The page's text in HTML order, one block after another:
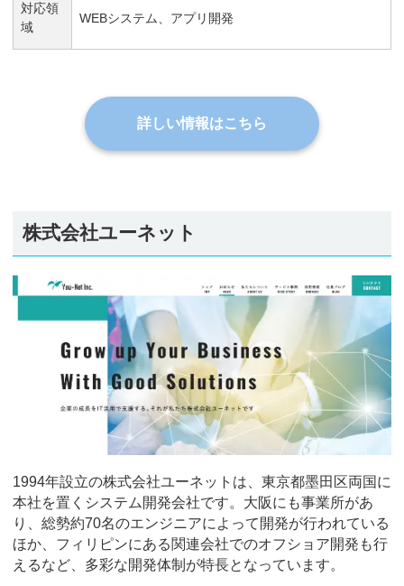
対応領
域
WEBシステム、アプリ開発
詳しい情報はこちら
株式会社ユーネット
1994年設立の株式会社ユーネットは、東京都墨田区両国に
本社を置くシステム開発会社です。大阪にも事業所があ
り、総勢約70名のエンジニアによって開発が行われている
ほか、フィリピンにある関連会社でのオフショア開発も行
えるなど、多彩な開発体制が特長となっています。